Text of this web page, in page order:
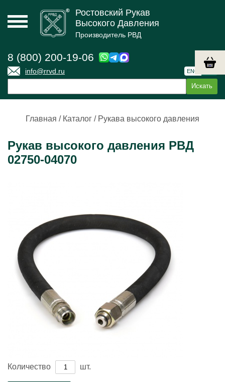
Ростовский Рукав
Высокого Давления
Производитель РВД
8 (800) 200-19-06
info@rrvd.ru ENG
Главная / Каталог / Рукава высокого давления
Рукав высокого давления РВД
02750-04070
Количество шт.